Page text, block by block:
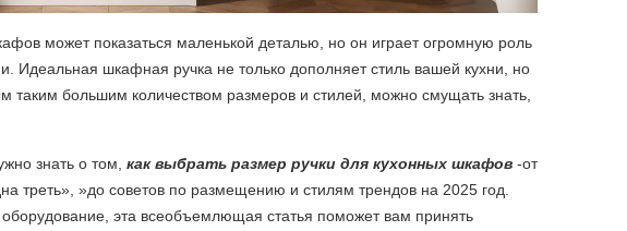
может показаться маленькой деталью, но он играет огромную роль
Идеальная шкафная ручка не только дополняет стиль вашей кухни, но
таким большим количеством размеров и стилей, можно смущать знать,
знать о том, как выбрать размер ручки для кухонных шкафов -от
треть», »до советов по размещению и стилям трендов на 2025 год.
эта всеобъемлющая статья поможет вам принять